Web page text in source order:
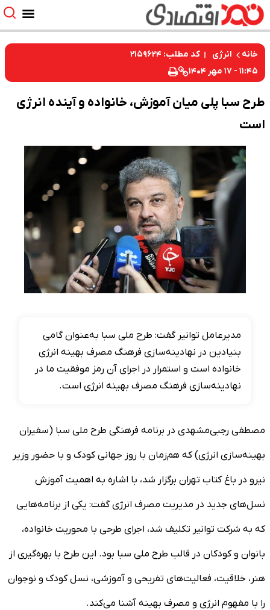
خانه انرژی
کد مطلب: ۲۱۵۹۶۲۴
۱۱:۴۵ - ۱۷ مهر ۱۴۰۴
طرح سبا پلی میان آموزش، خانواده و آینده انرژی
است
مدیرعامل توانیر گفت: طرح ملی سبا به‌عنوان گامی
بنیادین در نهادینه‌سازی فرهنگ مصرف بهینه انرژی
خانواده است و استمرار در اجرای آن رمز موفقیت ما در
نهادینه‌سازی فرهنگ مصرف بهینه انرژی است.
مصطفی رجبی‌مشهدی در برنامه فرهنگی طرح ملی سبا (سفیران
بهینه‌سازی انرژی) که هم‌زمان با روز جهانی کودک و با حضور وزیر
نیرو در باغ کتاب تهران برگزار شد، با اشاره به اهمیت آموزش
نسل‌های جدید در مدیریت مصرف انرژی گفت: یکی از برنامه‌هایی
که به شرکت توانیر تکلیف شد، اجرای طرحی با محوریت خانواده،
بانوان و کودکان در قالب طرح ملی سبا بود. این طرح با بهره‌گیری از
هنر، خلاقیت، فعالیت‌های تفریحی و آموزشی، نسل کودک و نوجوان
را با مفهوم انرژی و مصرف بهینه آشنا می‌کند.